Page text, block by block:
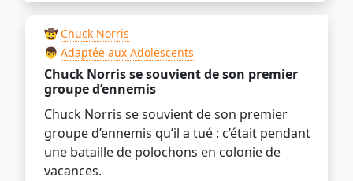
🤠 Chuck Norris
👦 Adaptée aux Adolescents
Chuck Norris se souvient de son premier
groupe d’ennemis
Chuck Norris se souvient de son premier
groupe d’ennemis qu’il a tué : c’était pendant
une bataille de polochons en colonie de
vacances.